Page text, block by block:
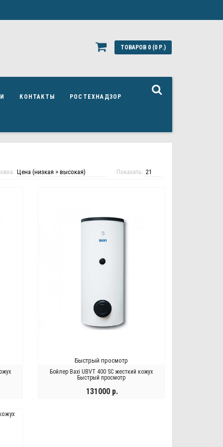
ТОВАРОВ 0 (0 Р.)
КОНТАКТЫ РОСТЕХНАДЗОР
Показать:
Быстрый просмотр
Бойлер Baxi UBVT 400 SC жесткий кожух
Быстрый просмотр
131000 р.